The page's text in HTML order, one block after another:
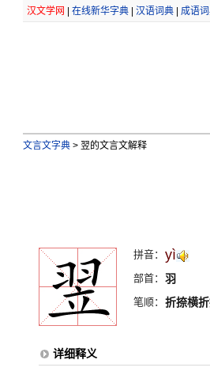
汉文学网 在线新华字典| 汉语词典| 成语
文言文字典 >翌的文言文解释
拼音： yì
部首： 羽
笔顺： 折捺横
详细释义